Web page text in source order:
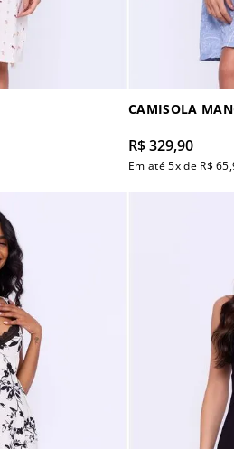
CAMISOLA
R$329,90
Em até5x de R$ 65,